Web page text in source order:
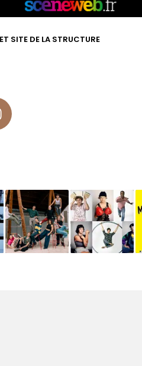
SITE DE LA STRUCTURE